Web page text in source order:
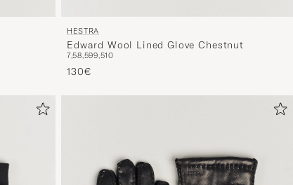
HESTRA
Edward Wool Lined Glove Chestnut
7,58,599,510
130€